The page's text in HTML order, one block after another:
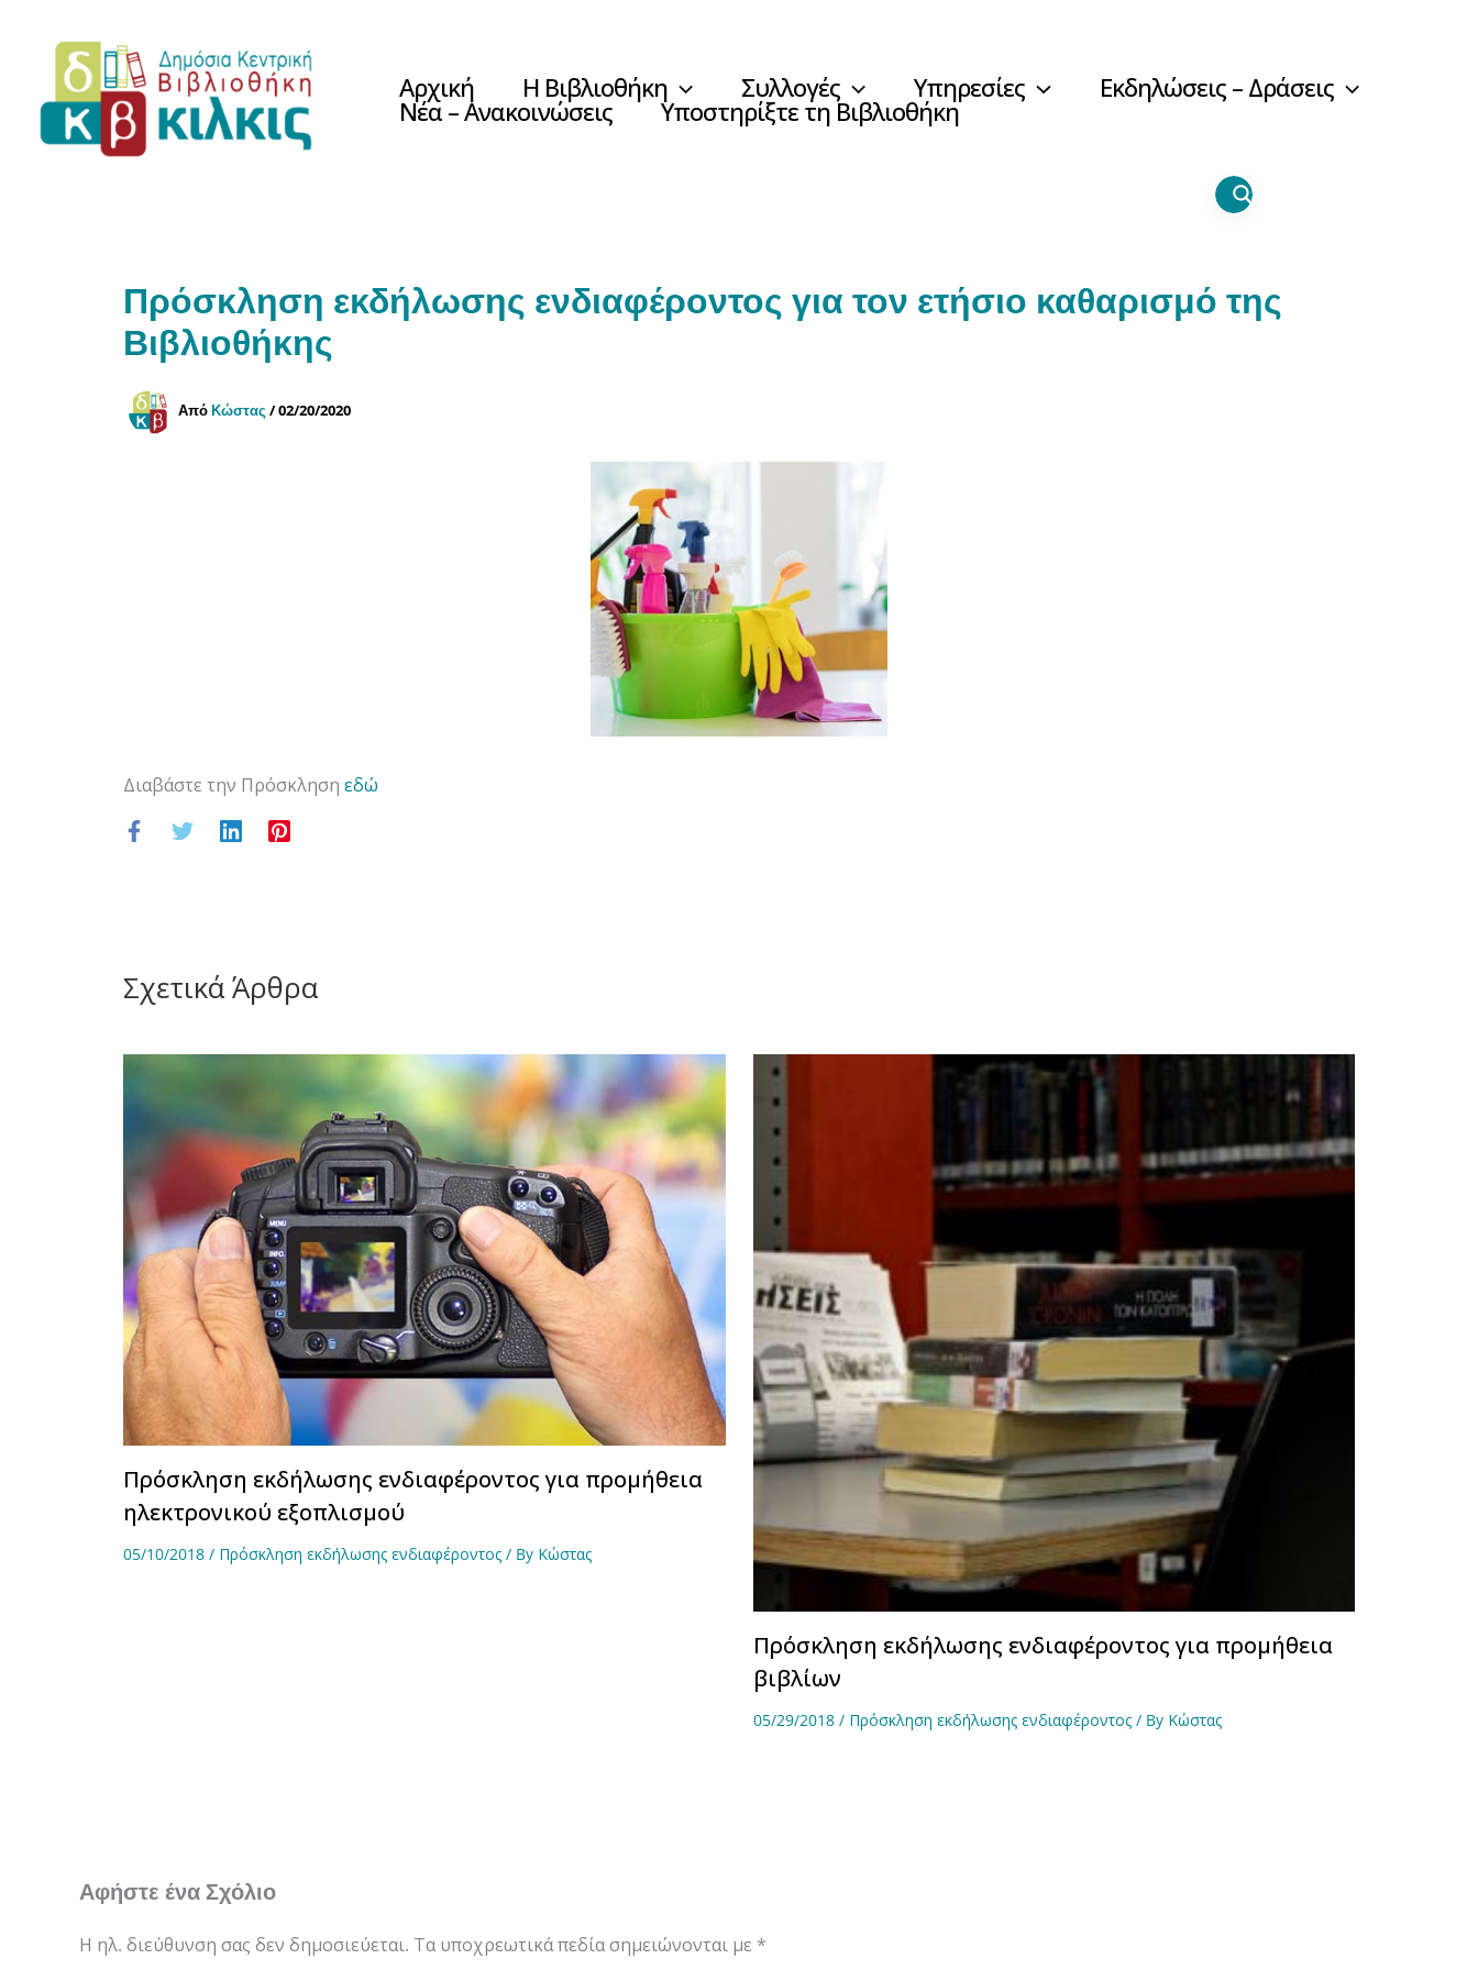
περιεχόμενο
Αρχική Η Βιβλιοθήκη Συλλογές Υπηρεσίες Εκδηλώσεις – Δράσεις
Νέα – Ανακοινώσεις Υποστηρίξτε τη Βιβλιοθήκη
Πρόσκληση εκδήλωσης ενδιαφέροντος για τον ετήσιο καθαρισμό της
Βιβλιοθήκης
ΑπόΚώστας/02/20/2020
Διαβάστε την Πρόσκληση εδώ
Σχετικά Άρθρα
Πρόσκληση εκδήλωσης ενδιαφέροντος για προμήθεια
ηλεκτρονικού εξοπλισμού
05/10/2018 / Πρόσκληση εκδήλωσης ενδιαφέροντος / By Κώστας
Πρόσκληση εκδήλωσης ενδιαφέροντος για προμήθεια
βιβλίων
05/29/2018 / Πρόσκληση εκδήλωσης ενδιαφέροντος/ By Κώστας
Αφήστε ένα Σχόλιο
Η ηλ. διεύθυνση σας δεν δημοσιεύεται. Τα υποχρεωτικά πεδία σημειώνονται με *